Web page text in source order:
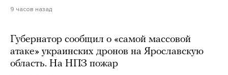
9 часов назад
Губернатор сообщил о «самой массовой
атаке» украинских дронов на Ярославскую
область. На НПЗ пожар